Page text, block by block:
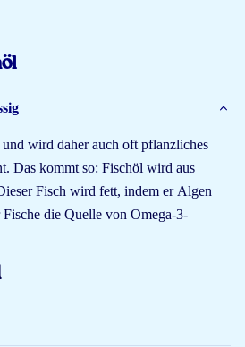
wird daher auch oft pflanzliches
Das kommt so: Fischöl wird aus
Fisch wird fett, indem er Algen
die Quelle von Omega-3-
als reines Algenöl, weil das Öl
anderen Öl wie Olivenöl oder
Beweis dafür ist das Vegan-Siegel,